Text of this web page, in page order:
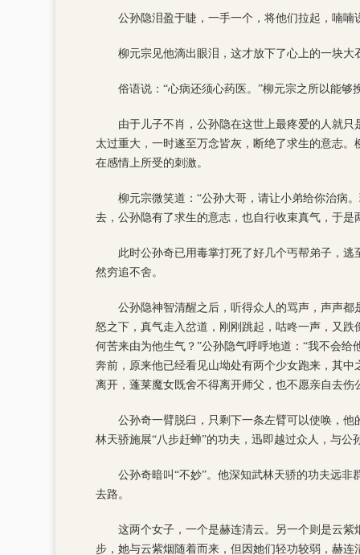
公孙隐泪盈于睫，一手一个，将他们拉起，喃
柳元宗见他滴出眼泪，这才放下了心上的一块
俗语说：“心病还须心药医。”柳元宗之所以能够
由于儿子不肖，公孙隐在这世上最疼爱的人就
太过重大，一时遂至万念皆灰，断绝了求生的意志
在感情上所受的刺激。
柳元宗微笑道：“公孙大哥，请让小弟给你治病
去，公孙隐有了求生的意志，也自行收束真气，于
此时公孙奇已用毒掌打死了好几个丐帮弟子，
然穷追不舍。
公孙隐神智清醒之后，听得众人的骂声，声声
怒之下，真气走入岔道，刚刚跳起，咕咚一声，又
何苦来由为他生气？”公孙隐气呼呼地道：“我不会
奔前，原来他已经看见山坳处有两个少女跑来，其
离开，蓬莱魔女既舍不得离开师父，也不愿亲自去
公孙奇一臂脱臼，只剩下一条左臂可以使唤，
林天骄施展“八步赶蝉”的功夫，迅即越过众人，与公
公孙奇暗叫“不妙”。他深知武林天骄的功夫远
去路。
这两个女子，一个是赫连清云。另一个则是云
步，她与云紫烟随着而来，但因她们轻功较弱，赫